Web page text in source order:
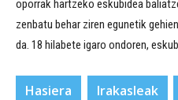
oporrak hartzeko eskubidea
zenbatu behar ziren egunetik
da. 18 hilabete igaro ondoren,
Hasiera Irakasleak